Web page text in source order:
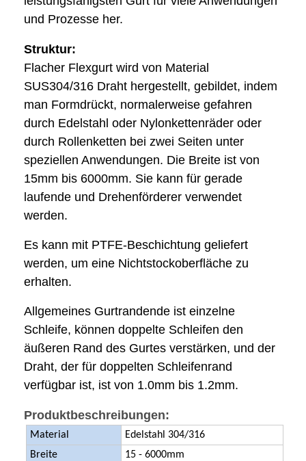
und Prozesse her.
Struktur:
Flacher Flexgurt wird von Material
SUS304/316 Draht hergestellt, gebildet, indem
man Formdrückt, normalerweise gefahren
durch Edelstahl oder Nylonkettenräder oder
durch Rollenketten bei zwei Seiten unter
speziellen Anwendungen. Die Breite ist von
15mm bis 6000mm. Sie kann für gerade
laufende und Drehenförderer verwendet
werden.
Es kann mit PTFE-Beschichtung geliefert
werden, um eine Nichtstockoberfläche zu
erhalten.
Allgemeines Gurtrandende ist einzelne
Schleife, können doppelte Schleifen den
äußeren Rand des Gurtes verstärken, und der
Draht, der für doppelten Schleifenrand
verfügbar ist, ist von 1.0mm bis 1.2mm.
Produktbeschreibungen:
Material
Edelstahl 304/316
Breite
15 - 6000mm